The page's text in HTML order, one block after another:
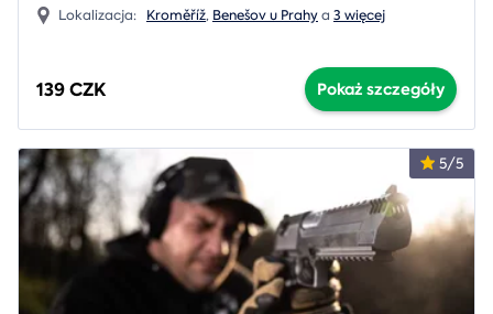
Lokalizacja: Kroměříž, Benešov u Prahya 3 więcej
139 CZK Pokaż szczegóły
5/5